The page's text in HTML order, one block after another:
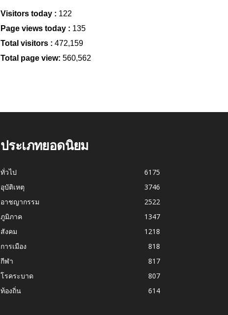
Visitors today : 122
Page views today : 135
Total visitors : 472,159
Total page view: 560,562
ประเภทยอดนิยม
ทั่วไป
6175
อุบัติเหตุ
3746
อาชญากรรม
2522
ภูมิภาค
1347
สังคม
1218
การเมือง
818
กีฬา
817
โรคระบาด
807
ท้องถิ่น
614